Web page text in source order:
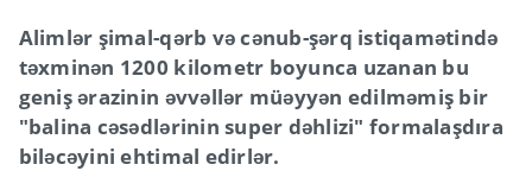
Alimlər şimal-qərb və cənub-şərq istiqamətində
təxminən 1200 kilometr boyunca uzanan bu
geniş ərazinin əvvəllər müəyyən edilməmiş bir
"balina cəsədlərinin super dəhlizi" formalaşdıra
biləcəyini ehtimal edirlər.